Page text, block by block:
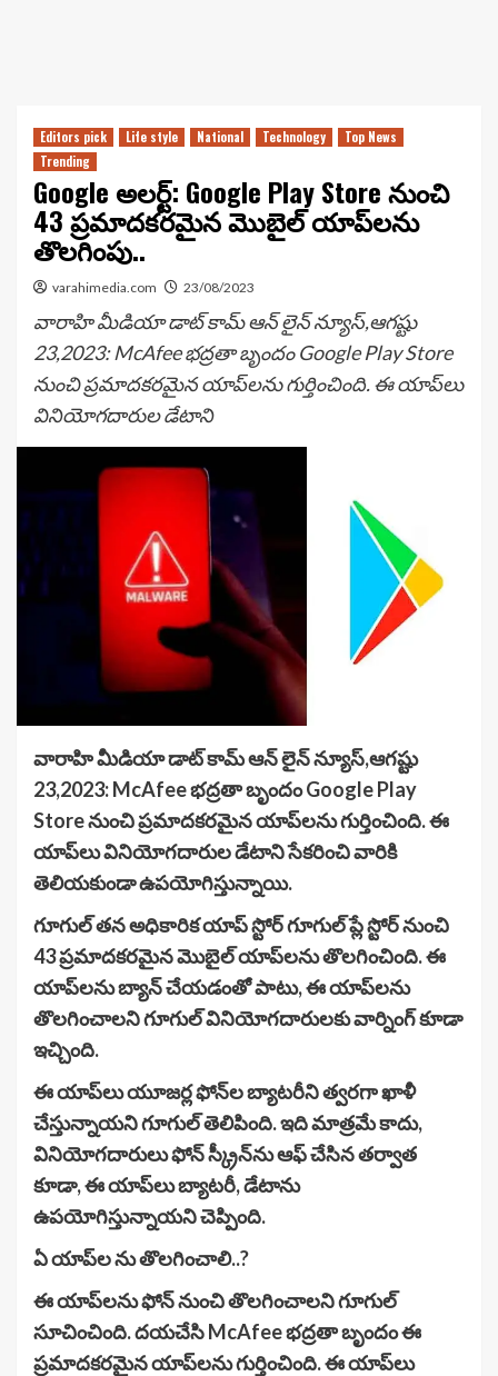
Editors pick Life style National Technology
Top News
Trending
Google అలర్ట్: Google Play Store నుంచి
43 ప్రమాదకరమైన మొబైల్ యాప్‌లను
తొలగింపు..
varahimedia.com 23/08/2023
వారాహి మీడియా డాట్ కామ్ ఆన్ లైన్ న్యూస్,ఆగష్టు
23,2023: McAfee భద్రతా బృందం Google Play Store
నుంచి ప్రమాదకరమైన యాప్‌లను గుర్తించింది. ఈ యాప్‌లు
వినియోగదారుల డేటాని
వారాహి మీడియా డాట్ కామ్ ఆన్ లైన్ న్యూస్,ఆగష్టు
23,2023: McAfee భద్రతా బృందం Google Play
Store నుంచి ప్రమాదకరమైన యాప్‌లను గుర్తించింది. ఈ
యాప్‌లు వినియోగదారుల డేటాని సేకరించి వారికి
తెలియకుండా ఉపయోగిస్తున్నాయి.
గూగుల్ తన అధికారిక యాప్ స్టోర్ గూగుల్ ప్లే స్టోర్ నుంచి
43 ప్రమాదకరమైన మొబైల్ యాప్‌లను తొలగించింది. ఈ
యాప్‌లను బ్యాన్ చేయడంతో పాటు, ఈ యాప్‌లను
తొలగించాలని గూగుల్ వినియోగదారులకు వార్నింగ్ కూడా
ఇచ్చింది.
ఈ యాప్‌లు యూజర్ల ఫోన్‌ల బ్యాటరీని త్వరగా ఖాళీ
చేస్తున్నాయని గూగుల్ తెలిపింది. ఇది మాత్రమే కాదు,
వినియోగదారులు ఫోన్ స్క్రీన్‌ను ఆఫ్ చేసిన తర్వాత
కూడా, ఈ యాప్‌లు బ్యాటరీ, డేటాను
ఉపయోగిస్తున్నాయని చెప్పింది.
ఏ యాప్‌ల ను తొలగించాలి..?
ఈ యాప్‌లను ఫోన్ నుంచి తొలగించాలని గూగుల్
సూచించింది. దయచేసి McAfee భద్రతా బృందం ఈ
ప్రమాదకరమైన యాప్‌లను గుర్తించింది. ఈ యాప్‌లు